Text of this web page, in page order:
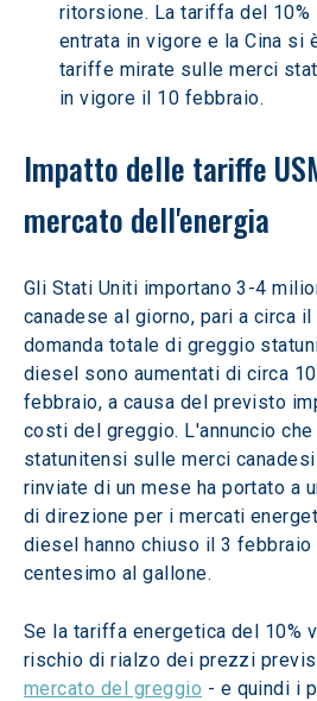
ritorsione. La tariffa del
entrata in vigore e la Cina si
tariffe mirate sulle merci
in vigore il 10 febbraio.
Impatto delle tariffe
mercato dell'energia
Gli Stati Uniti importano 3-4
canadese al giorno, pari a circa
domanda totale di greggio
diesel sono aumentati di circa
febbraio, a causa del previsto
costi del greggio. L'annuncio
statunitensi sulle merci
rinviate di un mese ha portato a
di direzione per i mercati
diesel hanno chiuso il 3
centesimo al gallone.
Se la tariffa energetica del 10%
rischio di rialzo dei prezzi
mercato del greggio - e quindi i